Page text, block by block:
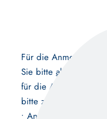
Für die Anmeldung
Sie bitte ab dem
für die Anmeldung.
bitte zum vereinbarten
• Anmeldebogen für